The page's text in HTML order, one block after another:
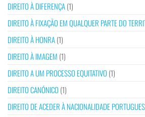
DIREITO À DIFERENÇA(1)
DIREITO À FIXAÇÃO EM QUALQUER PARTE DO
DIREITO À HONRA(1)
DIREITO À IMAGEM (1)
DIREITO A UM PROCESSO EQUITATIVO (1)
DIREITO CANÓNICO (1)
DIREITO DE ACEDER À NACIONALIDADE